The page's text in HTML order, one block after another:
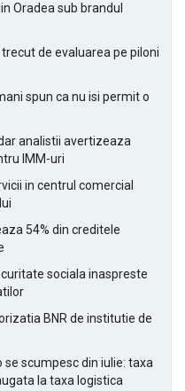
Oradea sub brandul
de evaluarea pe piloni
spun ca nu isi permit o
analistii avertizeaza
IMM-uri
in centrul comercial
54% din creditele
sociala inaspreste
BNR de institutie de
scumpesc din iulie: taxa
la taxa logistica